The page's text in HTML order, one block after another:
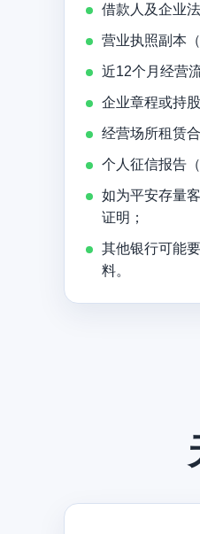
借款人及企业
营业执照副本
近12个月经营
企业章程或持
经营场所租赁
个人征信报告
如为平安存量
证明；
其他银行可能
料。